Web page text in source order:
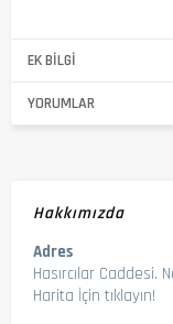
EK BILGI
YORUMLAR
Hakkımızda
Adres
Hasırcılar
Harita İçin tıklayın!